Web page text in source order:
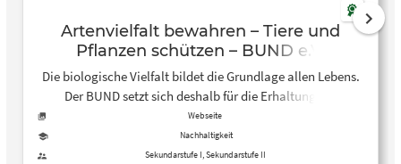
Artenvielfalt bewahren – Tiere und
Pflanzen schützen – BUND e.V.
Die biologische Vielfalt bildet die Grundlage allen Lebens.
Der BUND setzt sich deshalb für die Erhaltung der
Artenvielfalt ein und engagiert sich mit einer Vielzahl von
Projekten.
Webseite
Nachhaltigkeit
Sekundarstufe I, Sekundarstufe II